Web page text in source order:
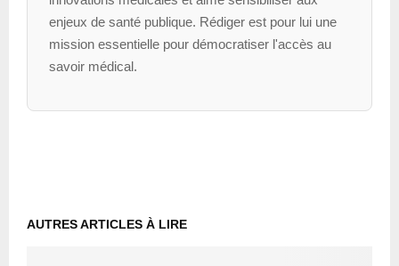
enjeux de santé publique. Rédiger est pour lui une
mission essentielle pour démocratiser l'accès au
savoir médical.
AUTRES ARTICLES À LIRE